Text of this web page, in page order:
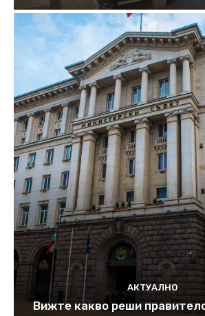
АКТУАЛНО
Вижте какво реши